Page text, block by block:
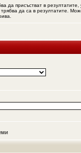
да присъстват в резултатите,
да са в резултатите.